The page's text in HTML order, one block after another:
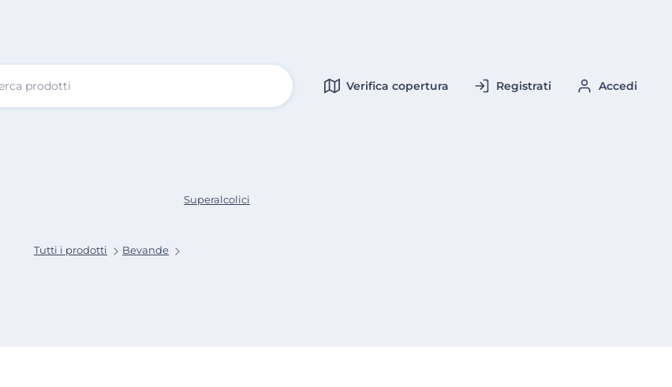
Verifica copertura Registrati Accedi
Tutti i prodotti Bevande
Superalcolici